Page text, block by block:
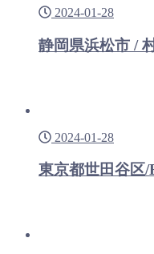
2024-01-28
静岡県浜松市 /
2024-01-28
東京都世田谷区/